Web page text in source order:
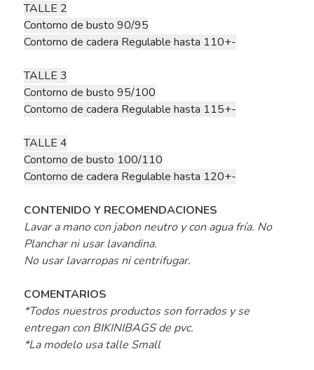
TALLE 2
Contorno de busto 90/95
Contorno de cadera Regulable hasta 110+-
TALLE 3
Contorno de busto 95/100
Contorno de cadera Regulable hasta 115+-
TALLE 4
Contorno de busto 100/110
Contorno de cadera Regulable hasta 120+-
CONTENIDO Y RECOMENDACIONES
Lavar a mano con jabon neutro y con agua fría. No
Planchar ni usar lavandina.
No usar lavarropas ni centrifugar.
COMENTARIOS
*Todos nuestros productos son forrados y se
entregan con BIKINIBAGS de pvc.
*La modelo usa talle Small